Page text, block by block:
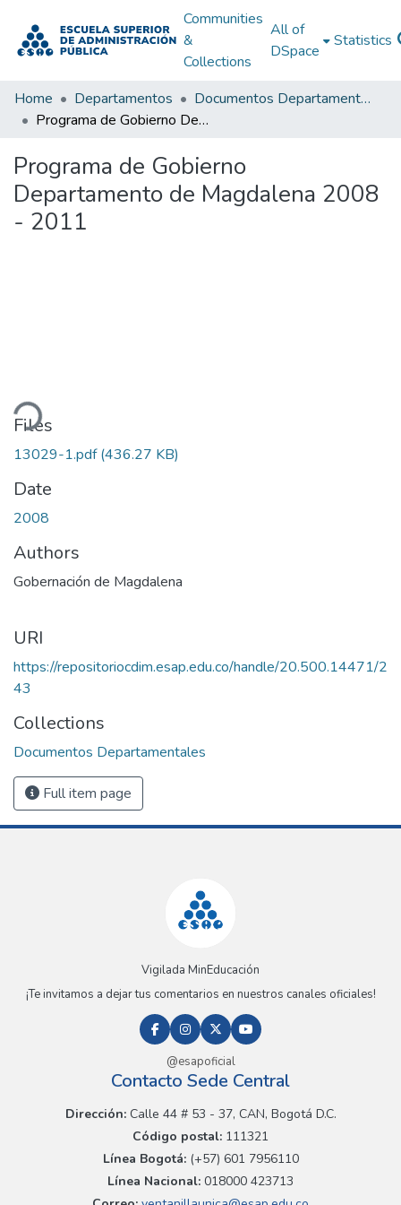
Communities
&
Collections
All of
DSpace
Statistics
Home Departamentos
Documentos Departamentales
Programa de Gobierno Departamento de Magdalena 2008 - 2011
Programa de Gobierno
Departamento de Magdalena 2008
- 2011
Files
13029-1.pdf(436.27 KB)
Date
2008
Authors
Gobernación de Magdalena
URI
https://repositoriocdim.esap.edu.co/handle/20.500.14471/2
43
Collections
Documentos Departamentales
Full item page
Vigilada MinEducación
¡Te invitamos a dejar tus comentarios en nuestros canales oficiales!
@esapoficial
Contacto Sede Central
Dirección:Calle 44 # 53 - 37, CAN, Bogotá D.C.
Código postal: 111321
Línea Bogotá:(+57) 601 7956110
Línea Nacional: 018000 423713